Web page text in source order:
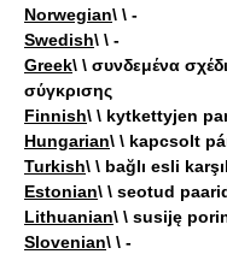
Norwegian\ \ -
Swedish\ \ -
Greek\ \ συνδεμένα
σύγκρισης
Finnish\ \ kytkettyjen
Hungarian\ \ kapcsolt
Turkish\ \ bağlı esli
Estonian\ \ seotud
Lithuanian\ \ susiję
Slovenian\ \ -